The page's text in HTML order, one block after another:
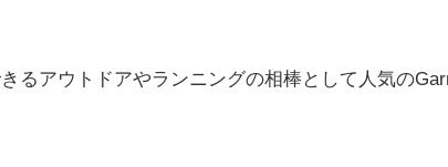
るアウトドアやランニングの相棒として人気の